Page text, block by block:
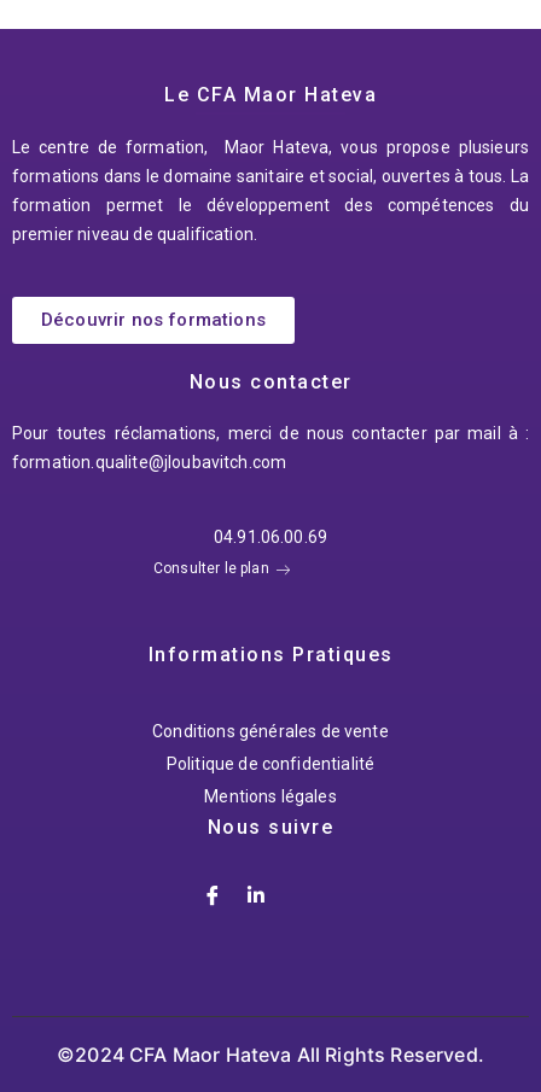
Le CFA Maor Hateva
Le centre de formation, Maor Hateva, vous propose plusieurs
formations dans le domaine sanitaire et social, ouvertes à tous. La
formation permet le développement des compétences du
premier niveau de qualification.
Découvrir nos formations
Nous contacter
Pour toutes réclamations, merci de nous contacter par mail à :
formation.qualite@jloubavitch.com
04.91.06.00.69
Consulter le plan
Informations Pratiques
Conditions générales de vente
Politique de confidentialité
Mentions légales
Nous suivre
©2024 CFA Maor Hateva All Rights Reserved.